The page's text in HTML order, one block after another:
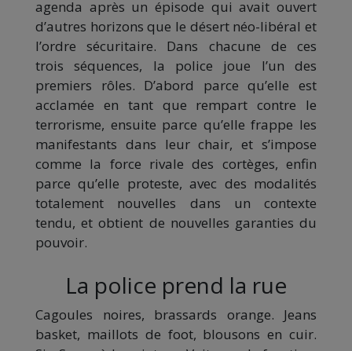
agenda après un épisode qui avait ouvert
d’autres horizons que le désert néo-libéral et
l’ordre sécuritaire. Dans chacune de ces
trois séquences, la police joue l’un des
premiers rôles. D’abord parce qu’elle est
acclamée en tant que rempart contre le
terrorisme, ensuite parce qu’elle frappe les
manifestants dans leur chair, et s’impose
comme la force rivale des cortèges, enfin
parce qu’elle proteste, avec des modalités
totalement nouvelles dans un contexte
tendu, et obtient de nouvelles garanties du
pouvoir.
La police prend la rue
Cagoules noires, brassards orange. Jeans
basket, maillots de foot, blousons en cuir.